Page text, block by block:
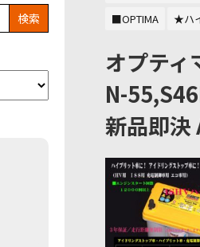
■OPTIMA
★ハ
オプティ
N-
新品即決